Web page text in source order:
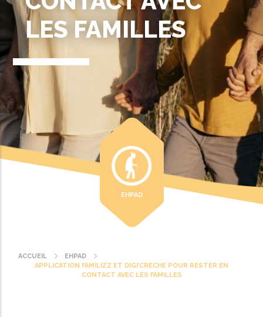
LES FAMILLES
EHPAD
Fil
ACCUEIL
EHPAD
APPLICATION FAMILIZZ ET DIGI’CRECHE POUR RESTER EN
CONTACT AVEC LES FAMILLES